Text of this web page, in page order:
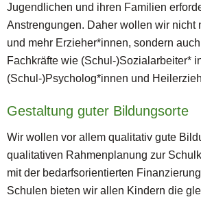
Jugendlichen und ihren Familien
Anstrengungen. Daher wollen wir nicht
und mehr Erzieher*innen, sondern
Fachkräfte wie (Schul-)Sozialarbeiter*
(Schul-)Psycholog*innen und
Gestaltung guter Bildungsorte
Wir wollen vor allem qualitativ gute
qualitativen Rahmenplanung zur
mit der bedarfsorientierten
Schulen bieten wir allen Kindern die